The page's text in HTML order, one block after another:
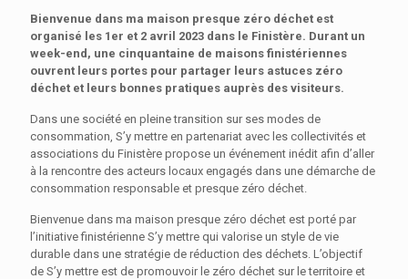
Bienvenue dans ma maison presque zéro déchet est
organisé les 1er et 2 avril 2023 dans le Finistère. Durant un
week-end, une cinquantaine de maisons finistériennes
ouvrent leurs portes pour partager leurs astuces zéro
déchet et leurs bonnes pratiques auprès des visiteurs.
Dans une société en pleine transition sur ses modes de
consommation, S’y mettre en partenariat avec les collectivités et
associations du Finistère propose un événement inédit afin d’aller
à la rencontre des acteurs locaux engagés dans une démarche de
consommation responsable et presque zéro déchet.
Bienvenue dans ma maison presque zéro déchet est porté par
l’initiative finistérienne S’y mettre qui valorise un style de vie
durable dans une stratégie de réduction des déchets. L’objectif
de S’y mettre est de promouvoir le zéro déchet sur le territoire et